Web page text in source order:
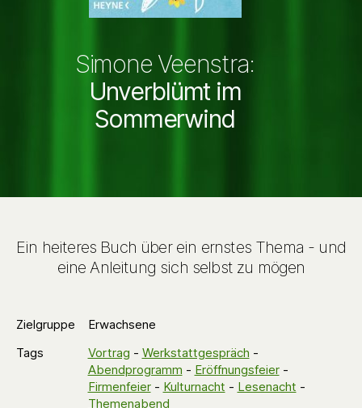
Simone Veenstra:
Unverblümt im
Sommerwind
Ein heiteres Buch über ein ernstes Thema - und
eine Anleitung sich selbst zu mögen
Zielgruppe
Erwachsene
Tags
Vortrag - Werkstattgespräch -
Abendprogramm - Eröffnungsfeier-
Firmenfeier- Kulturnacht - Lesenacht -
Themenabend